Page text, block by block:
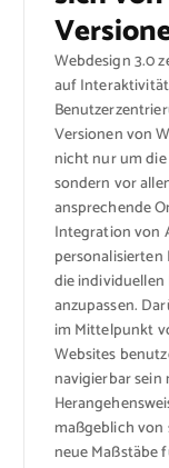
Webdesign 3.0
auf
Versionen von
nicht nur um
sondern vor
ansprechende
Integration von
die
anzupassen.
im Mittelpunkt
Websites
navigierbar sein
maßgeblich
neue Maßstäbe